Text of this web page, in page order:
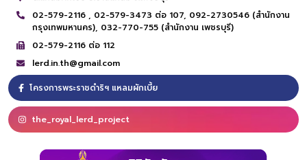
02-579-2116 , 02-579-3473 ต่อ 107, 092-2730546 (สำนักงาน
กรุงเทพมหานคร), 032-770-755 (สำนักงาน เพชรบุรี)
02-579-2116 ต่อ 112
lerd.in.th@gmail.com
โครงการพระราชดำริฯ แหลมผักเบี้ย
the_royal_lerd_project